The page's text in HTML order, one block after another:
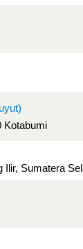
Kotabumi
Ilir, Sumatera